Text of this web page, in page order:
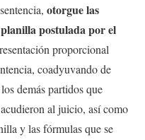
otorgue las
postulada por el
proporcional
coadyuvando de
demás partidos que
al juicio, así como
y las fórmulas que se